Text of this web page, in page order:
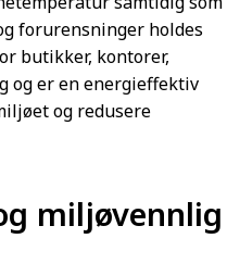
forurensninger holdes
butikker, kontorer,
og er en energieffektiv
og redusere
miljøvennlig